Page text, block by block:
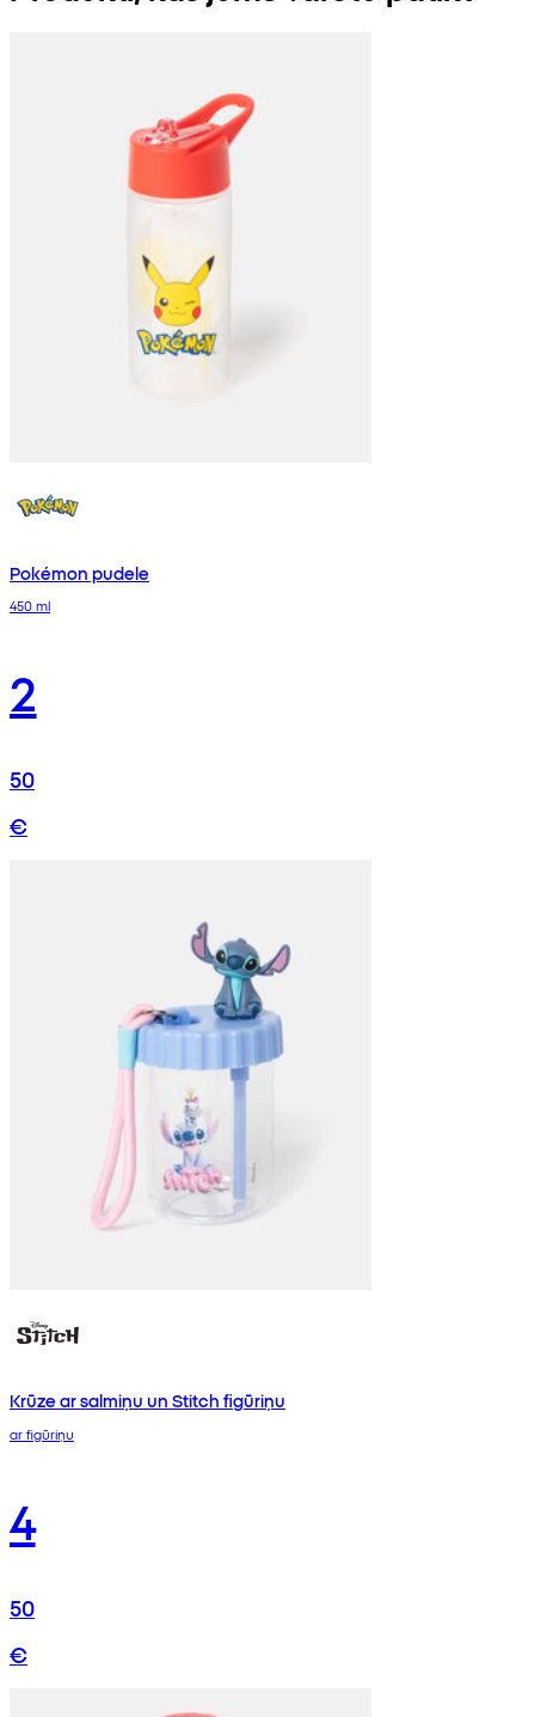
Pokémon pudele
450 ml
2
50
€
Krūze ar salmiņu un Stitch figūriņu
ar figūriņu
4
50
€